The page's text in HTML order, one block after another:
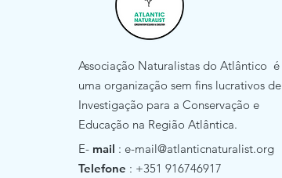
Associação Naturalistas do Atlântico é
uma organização sem fins lucrativos de
Investigação para a Conservação e
Educação na Região Atlântica.
E- mail : e-mail@atlanticnaturalist.org
Telefone : +351 916746917